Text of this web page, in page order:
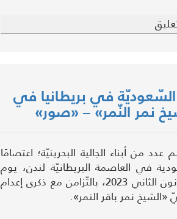
في بريطانيا في
نمر النّمر» – «صور»
من أبناء الجالية البحرينيّة؛ اعتصامًا
في العاصمة البريطانيّة لندن، يوم
الأربعاء 4 يناير/ كانون الثاني 2023، بالتّزامن مع ذكرى إعدام
«الشيخ نمر باقر النمر».